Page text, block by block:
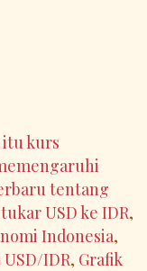
itu kurs
tentang
USD ke IDR,
Indonesia,
IDR, Grafik